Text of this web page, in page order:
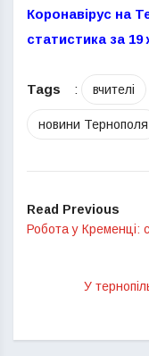
Коронавірус на
статистика за
Tags : вчителі
новини Тернополя
Read Previous
Робота у Кременці:
У